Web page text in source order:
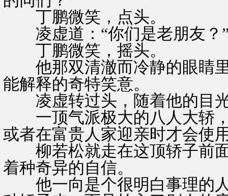
丁鹏微笑，点头。
凌虚道：“你们是老朋友？
丁鹏微笑，摇头。
他那双清澈而冷静的眼睛里
能解释的奇特笑意。
凌虚转过头，随着他的目光
一顶气派极大的八人大轿，
或者在富贵人家迎亲时才会使
柳若松就走在这顶轿子前面
着种奇异的自信。
他一向是个很明白事理的人